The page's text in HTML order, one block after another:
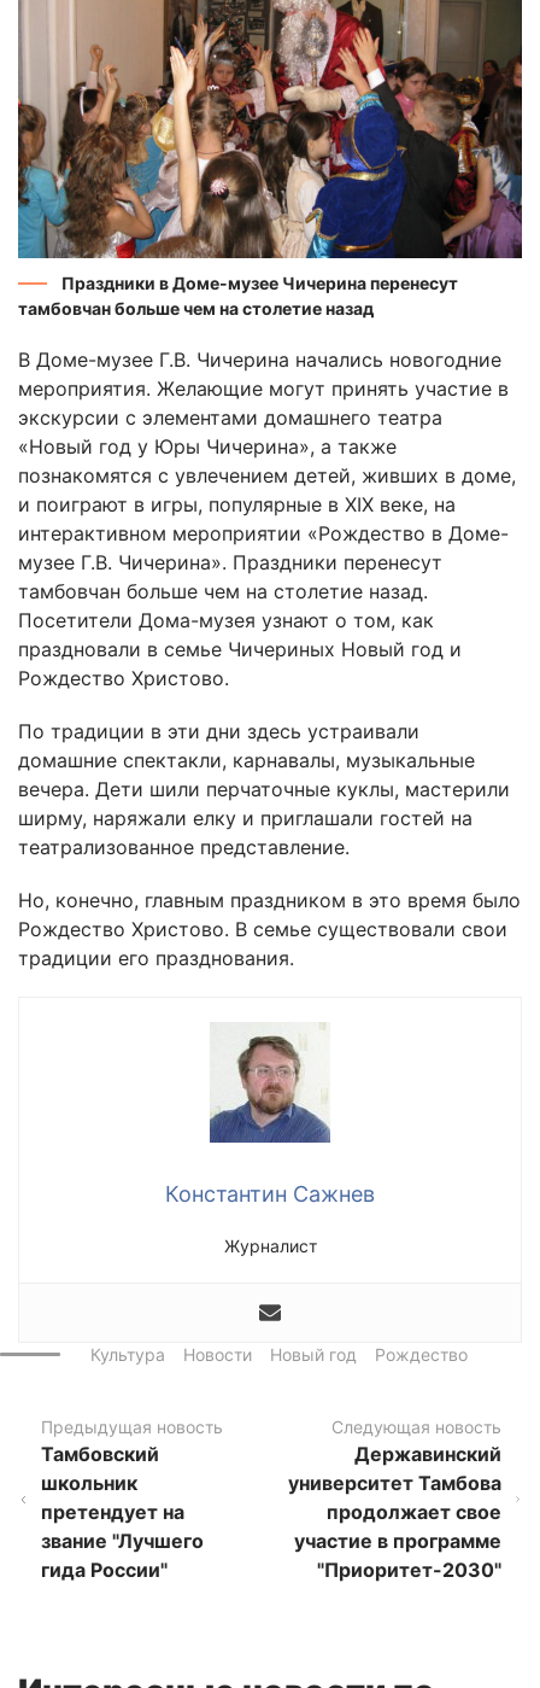
Праздники в Доме-музее Чичерина перенесут
тамбовчан больше чем на столетие назад
В Доме-музее Г.В. Чичерина начались новогодние
мероприятия. Желающие могут принять участие в
экскурсии с элементами домашнего театра
«Новый год у Юры Чичерина», а также
познакомятся с увлечением детей, живших в доме,
и поиграют в игры, популярные в XIX веке, на
интерактивном мероприятии «Рождество в Доме-
музее Г.В. Чичерина». Праздники перенесут
тамбовчан больше чем на столетие назад.
Посетители Дома-музея узнают о том, как
праздновали в семье Чичериных Новый год и
Рождество Христово.
По традиции в эти дни здесь устраивали
домашние спектакли, карнавалы, музыкальные
вечера. Дети шили перчаточные куклы, мастерили
ширму, наряжали елку и приглашали гостей на
театрализованное представление.
Но, конечно, главным праздником в это время было
Рождество Христово. В семье существовали свои
традиции его празднования.
Константин Сажнев
Журналист
Культура Новости Новый год Рождество
Предыдущая новость
Тамбовский
школьник
претендует на
звание "Лучшего
гида России"
Следующая новость
Державинский
университет Тамбова
продолжает свое
участие в программе
"Приоритет-2030"